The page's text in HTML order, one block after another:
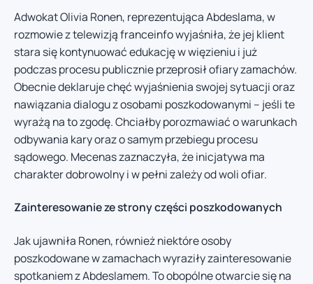
Adwokat Olivia Ronen, reprezentująca Abdeslama, w
rozmowie z telewizją franceinfo wyjaśniła, że jej klient
stara się kontynuować edukację w więzieniu i już
podczas procesu publicznie przeprosił ofiary zamachów.
Obecnie deklaruje chęć wyjaśnienia swojej sytuacji oraz
nawiązania dialogu z osobami poszkodowanymi – jeśli te
wyrażą na to zgodę. Chciałby porozmawiać o warunkach
odbywania kary oraz o samym przebiegu procesu
sądowego. Mecenas zaznaczyła, że inicjatywa ma
charakter dobrowolny i w pełni zależy od woli ofiar.
Zainteresowanie ze strony części poszkodowanych
Jak ujawniła Ronen, również niektóre osoby
poszkodowane w zamachach wyraziły zainteresowanie
spotkaniem z Abdeslamem. To obopólne otwarcie się na